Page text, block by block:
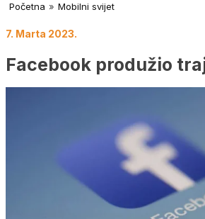
Početna » Mobilni svijet
7. Marta 2023.
Facebook produžio